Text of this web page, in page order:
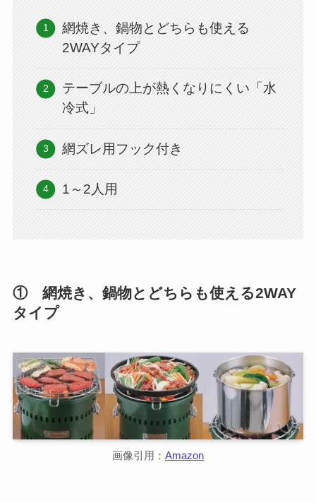
網焼き、鍋物とどちらも使える
2WAYタイプ
テーブルの上が熱くなりにくい「水
冷式」
網ズレ用フック付き
1～2人用
① 網焼き、鍋物とどちらも使える2WAY
タイプ
画像引用： Amazon